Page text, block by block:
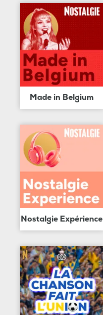
Made in Belgium
Nostalgie Expérience